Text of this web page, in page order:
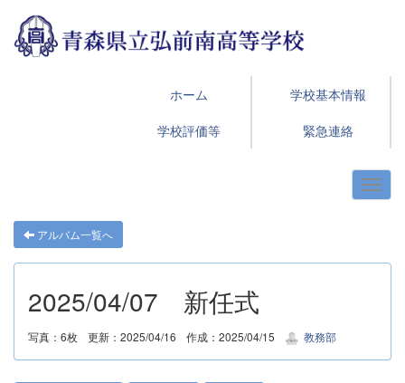
ホーム
学校基本情報
学校評価等
緊急連絡
アルバム一覧へ
2025/04/07 新任式
写真：6枚 更新：2025/04/16 作成：2025/04/15 教務部